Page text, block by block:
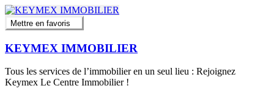
Mettre en favoris
KEYMEX IMMOBILIER
Tous les services de l’immobilier en un seul lieu : Rejoignez
Keymex Le Centre Immobilier !